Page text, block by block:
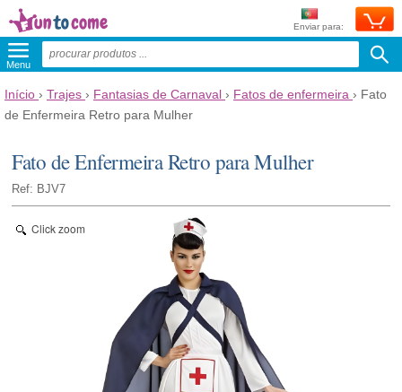
Enviar para:
Menu
Início › Trajes › Fantasias de Carnaval › Fatos de enfermeira › Fato
de Enfermeira Retro para Mulher
Fato de Enfermeira Retro para Mulher
Ref: BJV7
Click zoom